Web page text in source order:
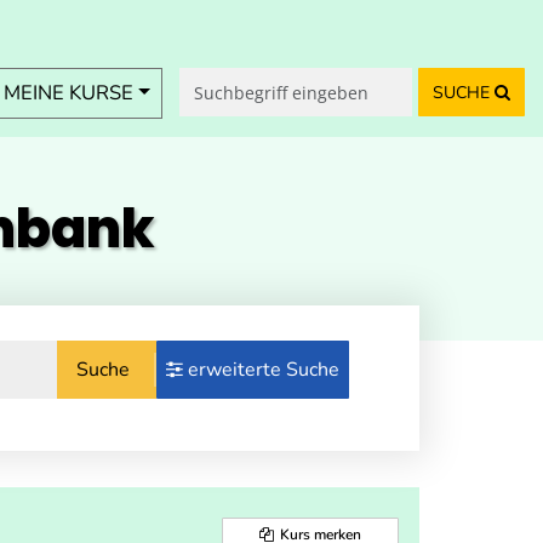
KURSE SUCHE
Suche erweiterte Suche
Kurs merken